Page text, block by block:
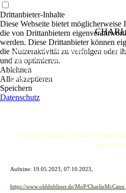
Charlie McCann, auch bekannt als Denis
aufgewachsener Musiker. Nachdem er viele
sich mit einer Vielzahl von Rock- und Reggae-
gelegentlich auch mit Originalmusik.
* Für die Richtigkeit, den Inhalt und die
keine
Auftritte: 19.05.2023, 07.10.2023,
https://www.olddubliner.de/MoP/
Drittanbieter-Inhalte
Diese Webseite bietet möglicherweise
die von Drittanbietern
werden. Diese Drittanbieter können
die Nutzeraktivität zu verfolgen oder
und zu optimieren.
Ablehnen
Alle akzeptieren
Speichern
Datenschutz